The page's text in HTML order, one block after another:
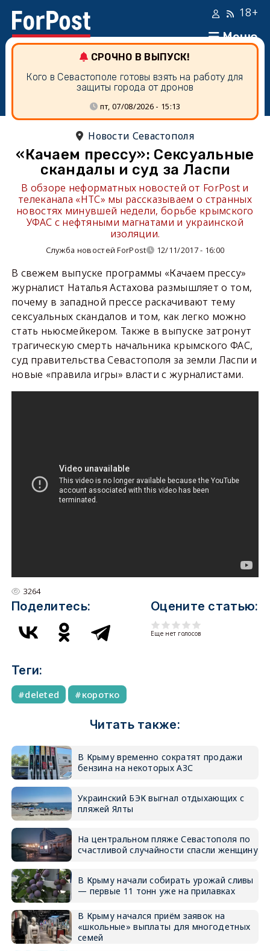
Меню
18+
СРОЧНО В ВЫПУСК!
Кого в Севастополе готовы взять на работу для
защиты города от дронов
пт, 07/08/2026 - 15:13
Новости Севастополя
«Качаем прессу»: Сексуальные
скандалы и суд за Ласпи
В обзоре неформатных новостей от ForPost и
телеканала «НТС» мы рассказываем о странных
новостях минувшей недели, борьбе крымского
УФАС с нефтяными магнатами и украинской
изоляции.
Служба новостей ForPost 12/11/2017 - 16:00
В свежем выпуске программы «Качаем прессу»
журналист Наталья Астахова размышляет о том,
почему в западной прессе раскачивают тему
сексуальных скандалов и том, как легко можно
стать ньюсмейкером. Также в выпуске затронут
трагическую смерть начальника крымского ФАС,
суд правительства Севастополя за земли Ласпи и
новые «правила игры» власти с журналистами.
3264
Поделитесь: Оцените статью:
Еще нет голосов
Теги:
deleted коротко
Читать также:
В Крыму временно сократят продажи
бензина на некоторых АЗС
Украинский БЭК выгнал отдыхающих с
пляжей Ялты
На центральном пляже Севастополя по
счастливой случайности спасли женщину
В Крыму начали собирать урожай сливы
— первые 11 тонн уже на прилавках
В Крыму начался приём заявок на
«школьные» выплаты для многодетных
семей